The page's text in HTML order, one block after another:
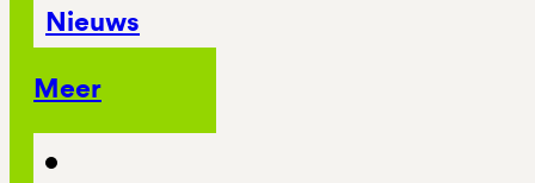
Nieuws
Meer